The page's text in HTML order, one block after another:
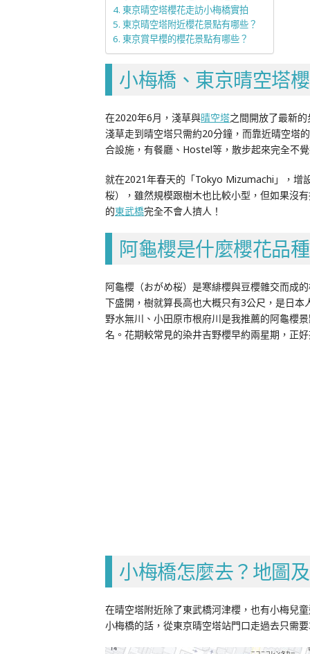
東京晴空塔櫻花走訪小梅橋實拍
東京晴空塔附近櫻花景點有哪些？
東京賞早櫻的櫻花景點有哪些？
小梅橋、東京晴空塔
在2020年6月，淺草與晴空塔之間開放了最新
淺草走到晴空塔只需約20分鐘，而靠近晴空塔
合設施，有餐廳、Hostel等，散步起來完全不
就在2021年春天的「Tokyo Mizumachi」，增
桜），雖然規模跟樹木也比較小型，但如果沒
的東武橋完全不會人擠人！
阿龜櫻是什麼櫻花品
阿龜櫻（おがめ桜）是寒緋櫻與豆櫻雜交而成
下盛開，樹就算長高也大概只有3公尺，是日
野水無川、小田原市根府川是我推薦的阿龜櫻
名。花期較常見的染井吉野櫻早約兩星期，正
小梅橋怎麼去？地圖
在晴空塔附近除了東武橋河津櫻，也有小梅兒
小梅橋的話，從東京晴空塔站門口走過去只需